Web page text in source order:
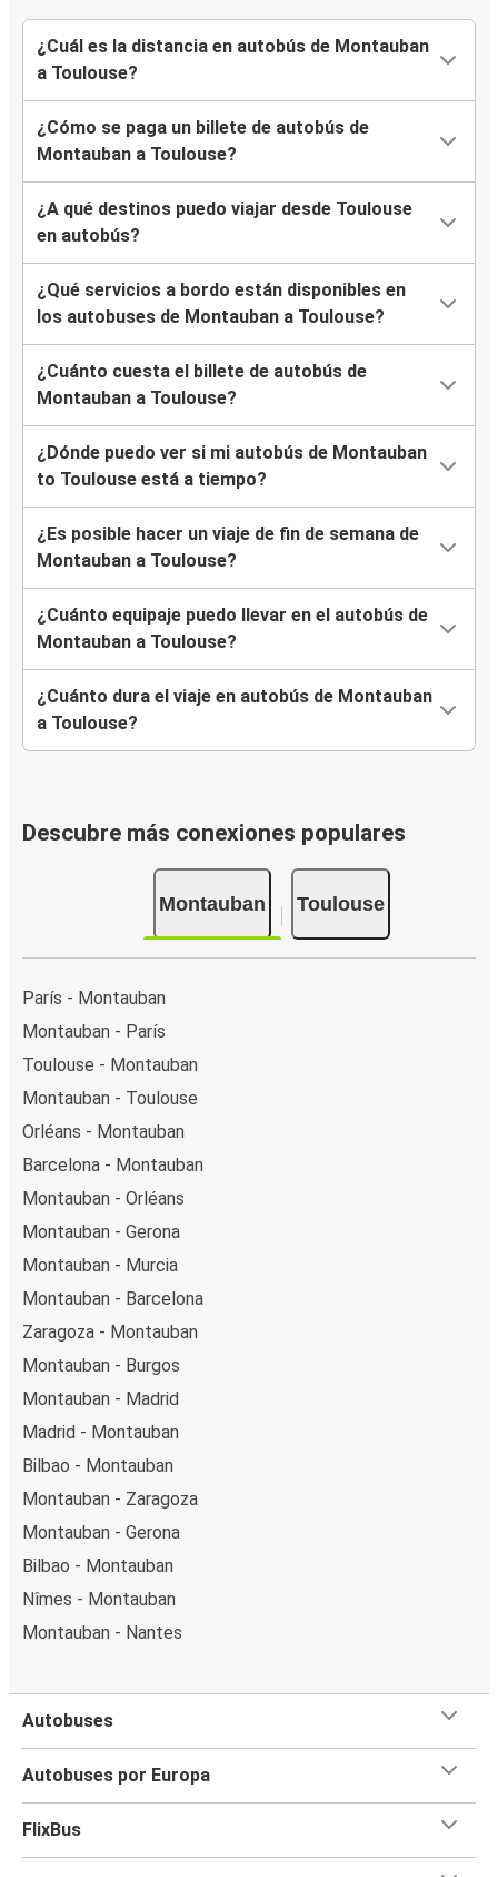
¿Cuál es la distancia en autobús de Montauban
a Toulouse?
¿Cómo se paga un billete de autobús de
Montauban a Toulouse?
¿A qué destinos puedo viajar desde Toulouse
en autobús?
¿Qué servicios a bordo están disponibles en
los autobuses de Montauban a Toulouse?
¿Cuánto cuesta el billete de autobús de
Montauban a Toulouse?
¿Dónde puedo ver si mi autobús de Montauban
to Toulouse está a tiempo?
¿Es posible hacer un viaje de fin de semana de
Montauban a Toulouse?
¿Cuánto equipaje puedo llevar en el autobús de
Montauban a Toulouse?
¿Cuánto dura el viaje en autobús de Montauban
a Toulouse?
Descubre más conexiones populares
Montauban Toulouse
París - Montauban
Montauban - París
Toulouse - Montauban
Montauban - Toulouse
Orléans - Montauban
Barcelona - Montauban
Montauban - Orléans
Montauban - Gerona
Montauban - Murcia
Montauban - Barcelona
Zaragoza - Montauban
Montauban - Burgos
Montauban - Madrid
Madrid - Montauban
Bilbao - Montauban
Montauban - Zaragoza
Montauban - Gerona
Bilbao - Montauban
Nîmes - Montauban
Montauban - Nantes
Autobuses
Autobuses por Europa
FlixBus